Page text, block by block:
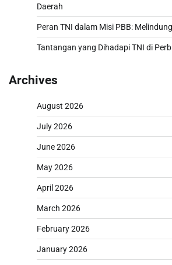
Daerah
Peran TNI dalam Misi PBB:
Tantangan yang Dihadapi TNI di
Archives
August 2026
July 2026
June 2026
May 2026
April 2026
March 2026
February 2026
January 2026